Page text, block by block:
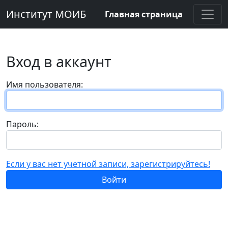
Институт МОИБ Главная страница
Вход в аккаунт
Имя пользователя:
Пароль:
Если у вас нет учетной записи, зарегистрируйтесь!
Войти